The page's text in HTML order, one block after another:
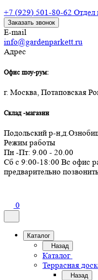
+7 (929) 501-80-62 Отдел
Заказать звонок
E-mail
info@gardenparkett.ru
Адрес
Офис шоу-рум:
г. Москва, Потаповская
Склад -магазин
Подольский р-
Режим работы
Пн -Пт: 9.00 - 20.00
Сб с 9:00-18:00 Вс офис
предварительно
0
Каталог
Назад
Каталог
Террасная
Назад